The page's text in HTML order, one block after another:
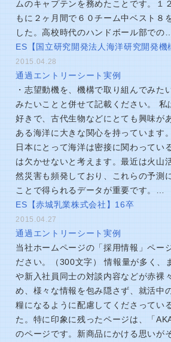
ムのキャプテンを務めたことです。１
もに２ヶ月間で６０チーム中ベスト８
した。高校時代のハンドボール部での
ES【国立研究開発法人海洋研究開発機
2015.04.28
通過エントリーシート実例
・志望動機を、機構で取り組んでみた
みたいことと併せて記載ください。 私
好きで、古代生物などにとても興味が
ある海洋に大きな関心を持っています
日本にとって海洋は密接に関わってい
は欠かせないと考えます。最近は火山
然災害も頻発しており、これらの予測
ことで得られるデータが重要です。…
ES【赤城乳業株式会社】16卒
2015.04.27
通過エントリーシート実例
当社ホームページの「採用情報」ペー
ださい。（300文字） 情報量が多く、
や新入社員同士の対談内容などが赤裸
め、様々な情報を包み隠さず、就活中
糧になるように配慮してくださってい
た。特に印象に残ったページは、「
のページです。新商品にかける思いが